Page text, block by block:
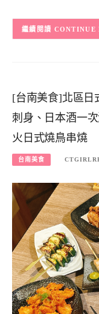
CONTINUE
[台南美食]北區日
刺身、日本酒一
火日式燒鳥串燒
台南美食